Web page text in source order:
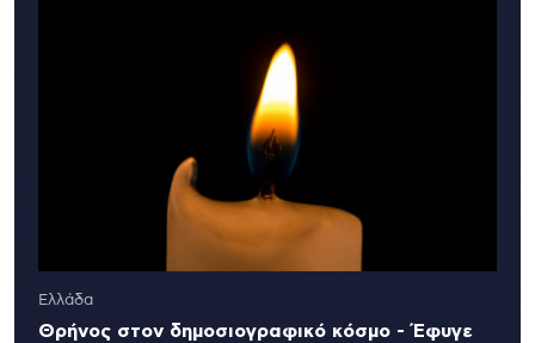
Ελλάδα
Θρήνος στον δημοσιογραφικό κόσμο - Έφυγε